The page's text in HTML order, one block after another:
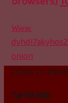
Www.
onion
CÔNG TY
Tại Hà Nội: